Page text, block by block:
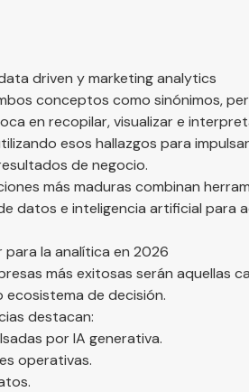
driven y marketing analytics
conceptos como sinónimos,
en recopilar, visualizar e
esos hallazgos para
de negocio.
más maduras combinan
datos e inteligencia artificial para
la analítica en 2026
más exitosas serán aquellas
ecosistema de decisión.
destacan:
por IA generativa.
operativas.